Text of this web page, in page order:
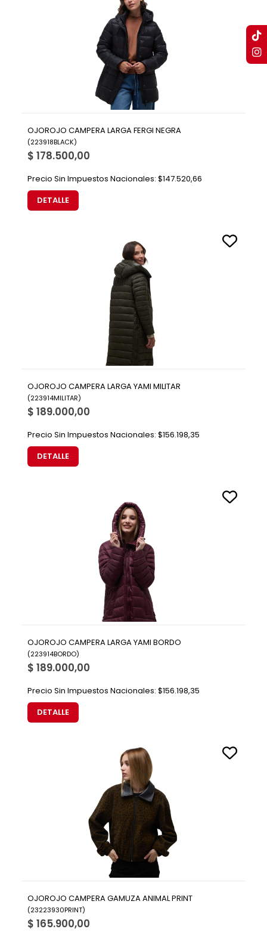
OJOROJO CAMPERA LARGA FERGI NEGRA
(223918BLACK)
$ 178.500,00
Precio Sin Impuestos Nacionales: $147.520,66
DETALLE
OJOROJO CAMPERA LARGA YAMI MILITAR
(223914MILITAR)
$ 189.000,00
Precio Sin Impuestos Nacionales: $156.198,35
DETALLE
OJOROJO CAMPERA LARGA YAMI BORDO
(223914BORDO)
$ 189.000,00
Precio Sin Impuestos Nacionales: $156.198,35
DETALLE
OJOROJO CAMPERA GAMUZA ANIMAL PRINT
(23223930PRINT)
$ 165.900,00